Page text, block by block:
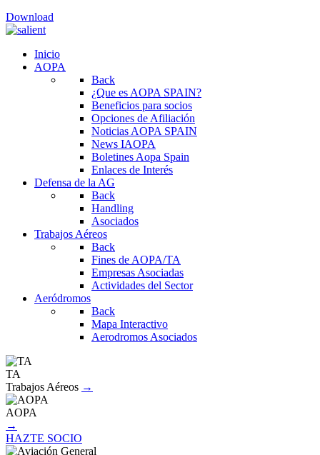
Download
Inicio
AOPA
Back
¿Que es AOPA SPAIN?
Beneficios para socios
Opciones de Afiliación
Noticias AOPA SPAIN
News IAOPA
Boletines Aopa Spain
Enlaces de Interés
Defensa de la AG
Back
Handling
Asociados
Trabajos Aéreos
Back
Fines de AOPA/TA
Empresas Asociadas
Actividades del Sector
Aeródromos
Back
Mapa Interactivo
Aerodromos Asociados
TA
Trabajos Aéreos →
AOPA
→
HAZTE SOCIO